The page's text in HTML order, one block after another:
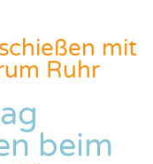
mit
Ruhr
beim